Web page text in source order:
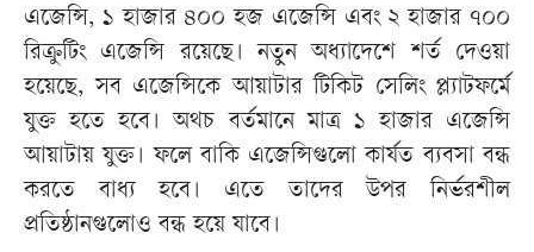
এজেন্সি, ১ হাজার ৪০০ হজ এজেন্সি এবং ২ হাজার ৭০০
রিক্রুটিং এজেন্সি রয়েছে। নতুন অধ্যাদেশে শর্ত দেওয়া
হয়েছে, সব এজেন্সিকে আয়াটার টিকিট সেলিং প্ল্যাটফর্মে
যুক্ত হতে হবে। অথচ বর্তমানে মাত্র ১ হাজার এজেন্সি
আয়াটায় যুক্ত। ফলে বাকি এজেন্সিগুলো কার্যত ব্যবসা বন্ধ
করতে বাধ্য হবে। এতে তাদের উপর নির্ভরশীল
প্রতিষ্ঠানগুলোও বন্ধ হয়ে যাবে।